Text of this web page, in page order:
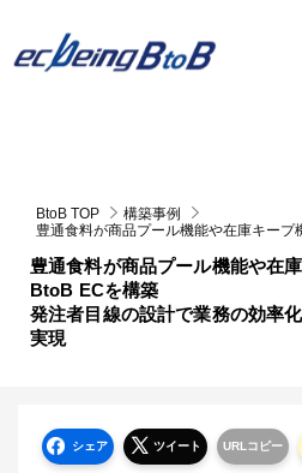
BtoB TOP
構築事例
豊通食料が商品プール機能や在庫キー
豊通食料が商品プール機能や在
BtoB ECを構築
発注者目線の設計で業務の効率
実現
シェア ツイート URLコピー